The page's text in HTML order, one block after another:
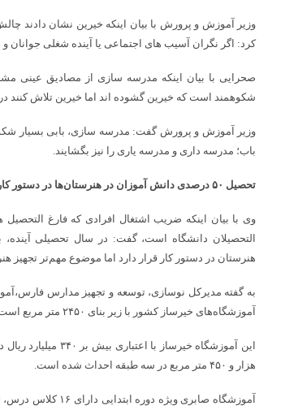
وزیر آموزش و پرورش با بیان اینکه خیرین نشان دادند
کرد: اگر نگران آسیب های اجتماعی یا آینده شغلی جوانان
صحرایی با بیان اینکه مدرسه سازی از مصادیق عینی
شکوهمند است که خیرین گشوده اند اما خیرین تلاش کنند
وزیر آموزش و پرورش گفت: مدرسه سازی، بابی بسیار
باب؛ مدرسه داری و مدرسه یاری را نیز بگشایند.
تحصیل ۵۰ درصدی دانش آموزان در هنرستان‌ها در دستور کار است
وی با بیان اینکه ضریب اشتغال افرادی که فارغ
هنرستان در دستور کار قرار دارد اما موضوع مهم‌تر تجهیز
به گفته مدیرکل نوسازی، توسعه و تجهیز مدارس
آموزشگاه‌های خیرساز کشور با زیر بنای ۲۴۵۰ متر مربع است که امروز به بهره برداری رسید.
هزار و ۴۵۰ متر مربع در سه طبقه احداث شده است.